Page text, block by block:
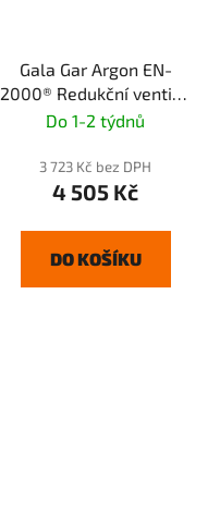
Gala Gar Argon EN-
2000® Redukční ventil s
dvěma průtokoměry
Do 1-2 týdnů
3 723 Kč bez DPH
4 505 Kč
DO KOŠÍKU